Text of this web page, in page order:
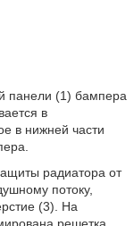
панели (1) бампера
в
в нижней части
радиатора от
потоку,
(3). На